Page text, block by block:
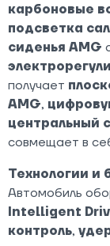
карбоновые
подсветка
сиденья AMG
получает
AMG,
центральный
совмещает в
Технологии и
Автомобиль
Intelligent
контроль,